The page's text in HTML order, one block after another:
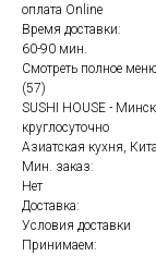
оплата Online
Время доставки:
60-90 мин.
Смотреть полное
(57)
SUSHI HOUSE - Минск
круглосуточно
Азиатская кухня,
Мин. заказ:
Нет
Доставка:
Условия доставки
Принимаем: